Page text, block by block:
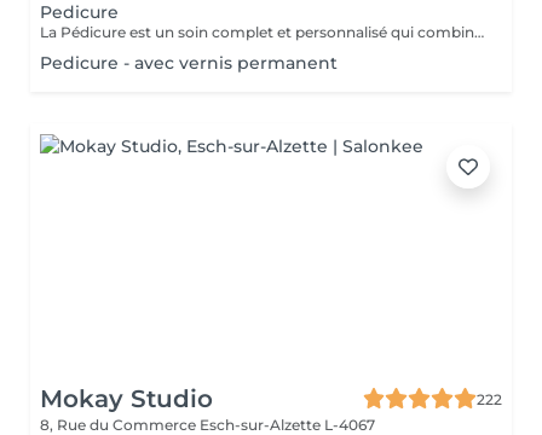
Pedicure
La Pédicure est un soin complet et personnalisé qui combine santé des pieds et bien-être. Prendre soin de vos pieds, c'est aussi prendre soin de votre santé globale. Ce que nous offrons : - Diagnostic : Analyse approfondie de l'état de vos pieds pour un soin parfaitement adapté à vos besoins. - Soin de Haute Qualité : Traitement des ongles et de la peau avec des produits de qualité supérieure pour garantir hygiène et confort.
Pedicure - avec vernis permanent
Mokay Studio
222
8, Rue du Commerce Esch-sur-Alzette L-4067